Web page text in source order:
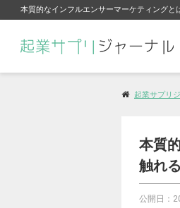
本質的なインフルエンサーマーケティング
起業サプリ
本質
触れ
公開日：